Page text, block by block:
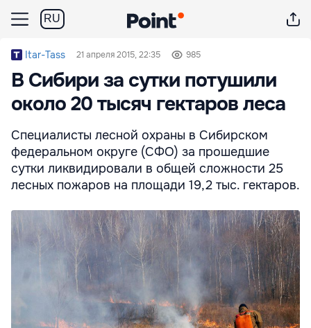
RU
Itar-Tass 21 апреля 2015, 22:35 985
В Сибири за сутки потушили
около 20 тысяч гектаров леса
Специалисты лесной охраны в Сибирском
федеральном округе (СФО) за прошедшие
сутки ликвидировали в общей сложности 25
лесных пожаров на площади 19,2 тыс. гектаров.